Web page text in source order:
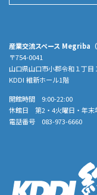
産業交流スペース Megriba（
〒754-0041
山口県山口市小郡令和１丁目
KDDI 維新ホール1階
開館時間 9:00-22:00
休館日 第2・4火曜日・年末
電話番号 083-973-6660